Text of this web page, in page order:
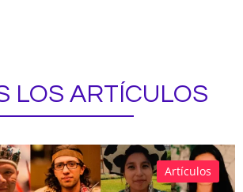
LOS ARTÍCULOS
Artículos